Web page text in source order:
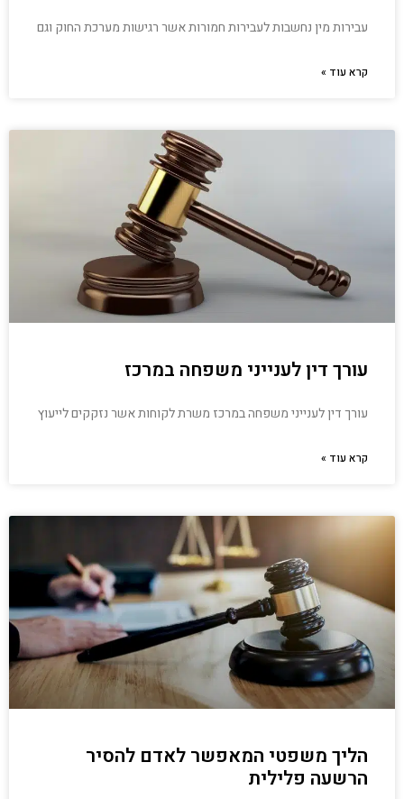
עבירות מין נחשבות לעבירות חמורות אשר רגישות מערכת החוק וגם
קרא עוד »
עורך דין לענייני משפחה במרכז
עורך דין לענייני משפחה במרכז משרת לקוחות אשר נזקקים לייעוץ
קרא עוד »
הליך משפטי המאפשר לאדם להסיר
הרשעה פלילית